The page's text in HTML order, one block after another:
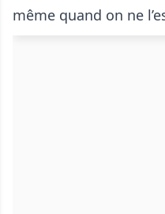
même quand on ne